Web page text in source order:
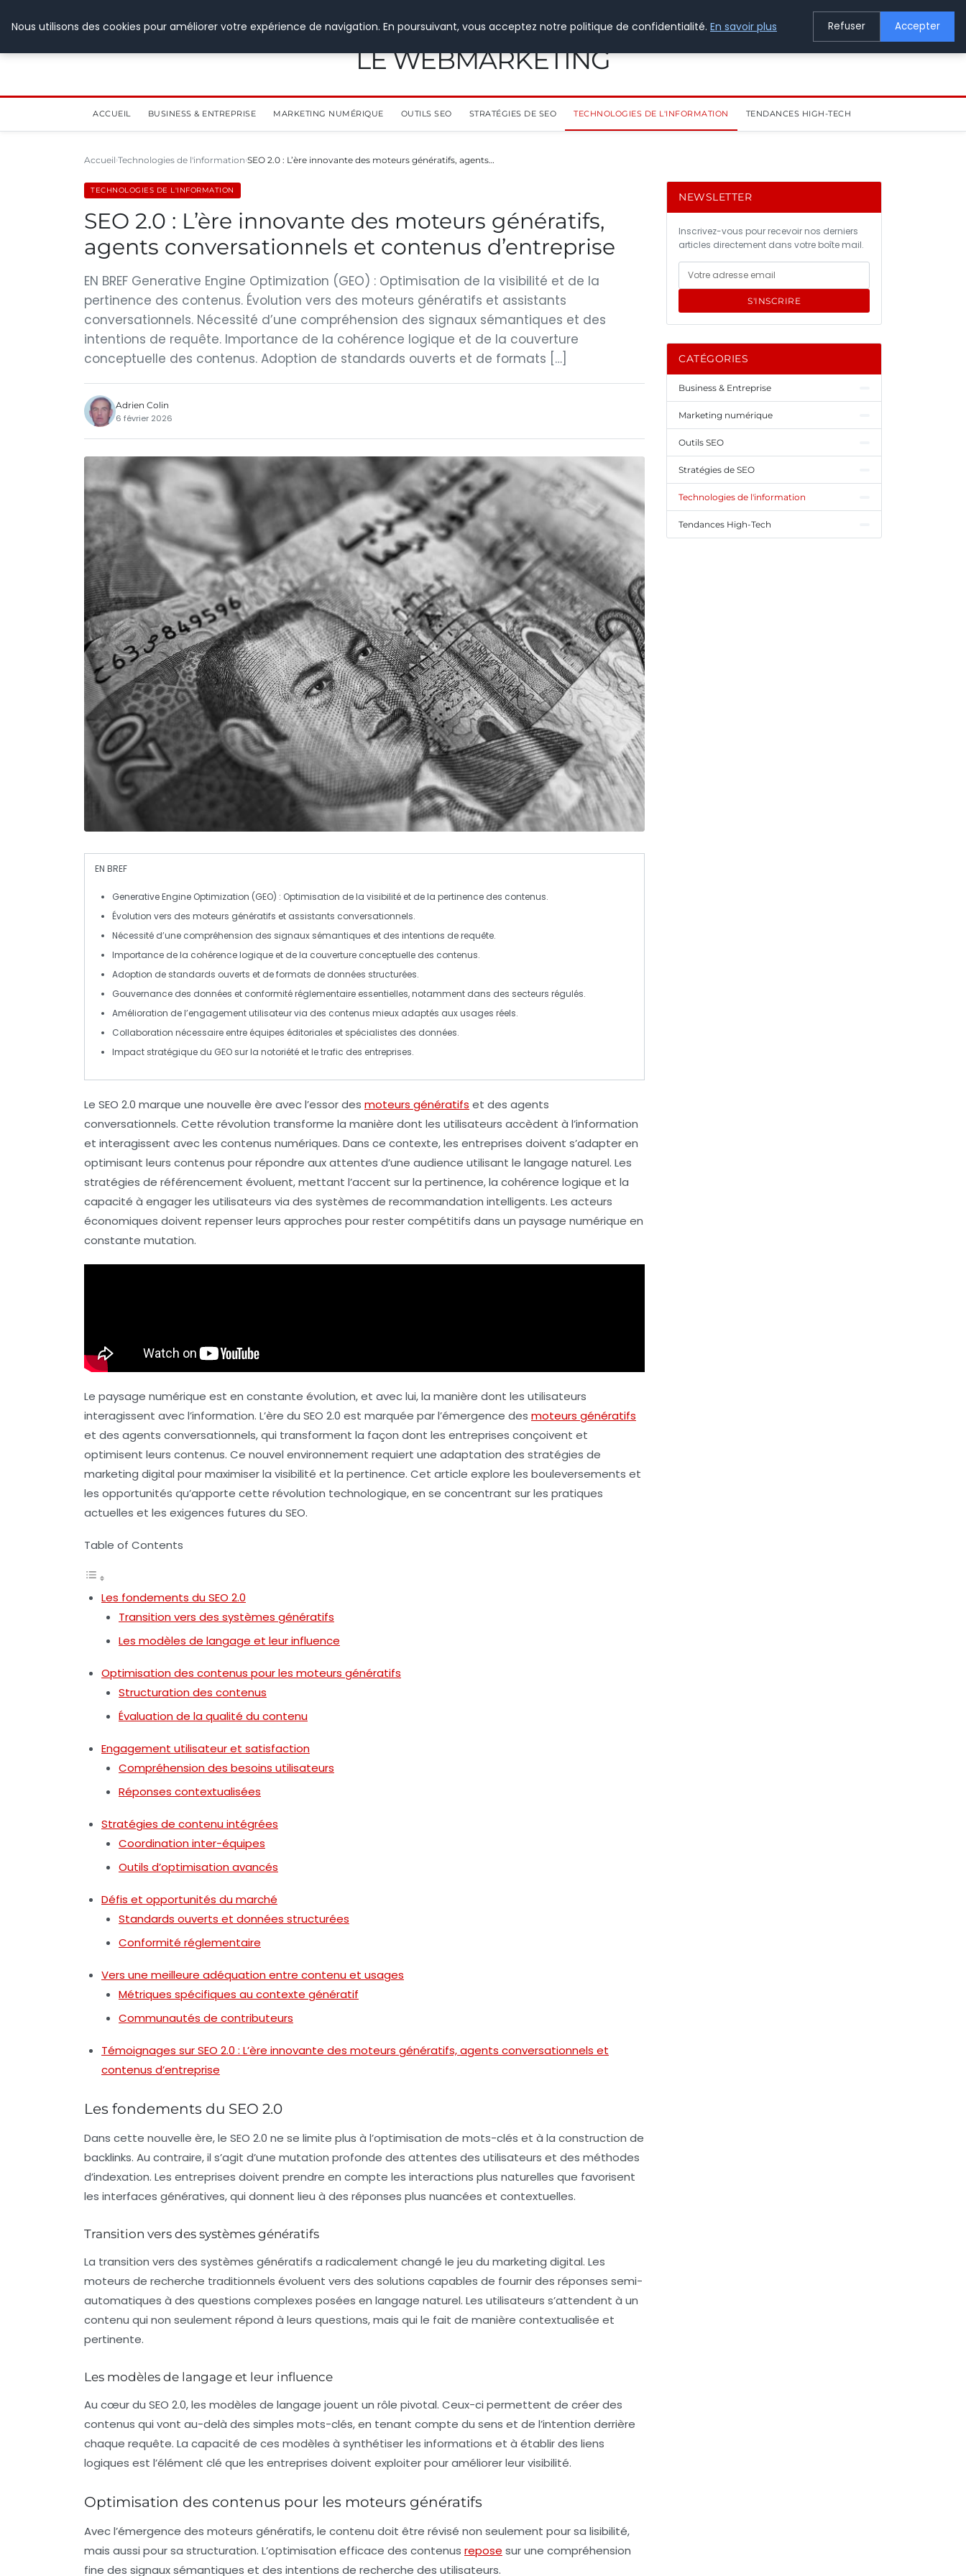
LE WEBMARKETING
ACCUEIL BUSINESS & ENTREPRISE MARKETING NUMÉRIQUE OUTILS SEO STRATÉGIES DE SEO TECHNOLOGIES DE L'INFORMATION TENDANCES HIGH-TECH
Accueil Technologies de l'information SEO 2.0 : L’ère innovante des moteurs génératifs, agents…
TECHNOLOGIES DE L'INFORMATION
SEO 2.0 : L’ère innovante des moteurs génératifs,
agents conversationnels et contenus d’entreprise
EN BREF Generative Engine Optimization (GEO) : Optimisation de la visibilité et de la
pertinence des contenus. Évolution vers des moteurs génératifs et assistants
conversationnels. Nécessité d’une compréhension des signaux sémantiques et des
intentions de requête. Importance de la cohérence logique et de la couverture
conceptuelle des contenus. Adoption de standards ouverts et de formats […]
Adrien Colin
6 février 2026
EN BREF
Generative Engine Optimization (GEO) : Optimisation de la visibilité et de la pertinence des contenus.
Évolution vers des moteurs génératifs et assistants conversationnels.
Nécessité d’une compréhension des signaux sémantiques et des intentions de requête.
Importance de la cohérence logique et de la couverture conceptuelle des contenus.
Adoption de standards ouverts et de formats de données structurées.
Gouvernance des données et conformité réglementaire essentielles, notamment dans des secteurs régulés.
Amélioration de l’engagement utilisateur via des contenus mieux adaptés auxusages réels.
Collaboration nécessaire entre équipes éditoriales et spécialistes des données.
Impact stratégique du GEO sur la notoriété et letrafic des entreprises.
Le SEO 2.0 marque une nouvelle ère avec l’essor des moteurs génératifs et des agents
conversationnels. Cette révolution transforme la manière dont les utilisateurs accèdent à l’information
et interagissent avec les contenus numériques. Dans ce contexte, les entreprises doivent s’adapter en
optimisant leurs contenus pour répondre aux attentes d’une audience utilisant le langage naturel. Les
stratégies de référencement évoluent, mettant l’accent sur la pertinence, la cohérence logique et la
capacité à engager les utilisateurs via des systèmes de recommandation intelligents. Les acteurs
économiques doivent repenser leurs approches pour rester compétitifs dans un paysage numérique en
constante mutation.
Le paysage numérique est en constante évolution, et avec lui, la manière dont les utilisateurs
interagissent avec l’information. L’ère du SEO 2.0 est marquée par l’émergence des moteurs génératifs
et des agents conversationnels, qui transforment la façon dont les entreprises conçoivent et
optimisent leurs contenus. Ce nouvel environnement requiert une adaptation des stratégies de
marketing digital pour maximiser la visibilité et la pertinence. Cet article explore les bouleversements et
les opportunités qu’apporte cette révolution technologique, en se concentrant sur les pratiques
actuelles et les exigences futures du SEO.
Table of Contents
Les fondements du SEO 2.0
Transition vers des systèmes génératifs
Les modèles de langage et leur influence
Optimisation des contenus pour les moteurs génératifs
Structuration des contenus
Évaluation de la qualité du contenu
Engagement utilisateur et satisfaction
Compréhension des besoins utilisateurs
Réponses contextualisées
Stratégies de contenu intégrées
Coordination inter-équipes
Outils d’optimisation avancés
Défis et opportunités du marché
Standards ouverts et données structurées
Conformité réglementaire
Vers une meilleure adéquation entre contenu et usages
Métriques spécifiques au contexte génératif
Communautés de contributeurs
Témoignages sur SEO 2.0 : L’ère innovante des moteurs génératifs, agents conversationnels et
contenus d’entreprise
Les fondements du SEO 2.0
Dans cette nouvelle ère, le SEO 2.0 ne se limite plus à l’optimisation de mots-clés et à la construction de
backlinks. Au contraire, il s’agit d’une mutation profonde des attentes des utilisateurs et des méthodes
d’indexation. Les entreprises doivent prendre en compte les interactions plus naturelles que favorisent
les interfaces génératives, qui donnent lieu à des réponses plus nuancées et contextuelles.
Transition vers des systèmes génératifs
La transition vers des systèmes génératifs a radicalement changé le jeu du marketing digital. Les
moteurs de recherche traditionnels évoluent vers des solutions capables de fournir des réponses semi-
automatiques à des questions complexes posées en langage naturel. Les utilisateurs s’attendent à un
contenu qui non seulement répond à leurs questions, mais qui le fait de manière contextualisée et
pertinente.
Les modèles de langage et leur influence
Au cœur du SEO 2.0, les modèles de langage jouent un rôle pivotal. Ceux-ci permettent de créer des
contenus qui vont au-delà des simples mots-clés, en tenant compte du sens et de l’intention derrière
chaque requête. La capacité de ces modèles à synthétiser les informations et à établir des liens
logiques est l’élément clé que les entreprises doivent exploiter pour améliorer leur visibilité.
Optimisation des contenus pour les moteurs génératifs
Avec l’émergence des moteurs génératifs, le contenu doit être révisé non seulement pour sa lisibilité,
mais aussi pour sa structuration. L’optimisation efficace des contenus repose sur une compréhension
fine des signaux sémantiques et des intentions de recherche des utilisateurs.
NEWSLETTER
Inscrivez-vous pour recevoir nos derniers
articles directement dans votre boîte mail.
S'INSCRIRE
CATÉGORIES
Business & Entreprise
Marketing numérique
Outils SEO
Stratégies de SEO
Technologies de l'information
Tendances High-Tech
Nous utilisons des cookies pour améliorer votre expérience de navigation. En poursuivant, vous acceptez notre politique de confidentialité. En savoir plus Refuser Accepter